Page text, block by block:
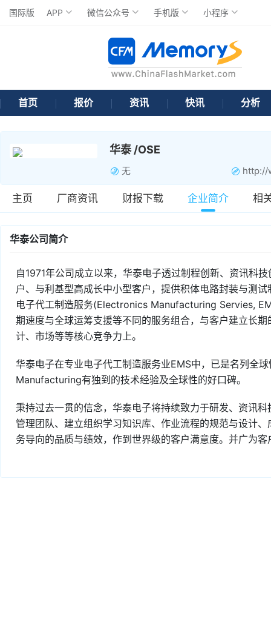
国际版 APP 微信公众号 手机版 小程序
首页 报价 资讯 快讯 分析
华泰 /OSE
无 http://
主页 厂商资讯 财报下载 企业简介 相
华泰公司简介
自1971年公司成立以来，华泰电子透过制程创新、资讯科
户、与利基型高成长中小型客户，提供积体电路封装与
电子代工制造服务(Electronics Manufacturing Servies,
期速度与全球运筹支援等不同的服务组合，与客户建立长
计、市场等等核心竞争力上。
华泰电子在专业电子代工制造服务业EMS中，已是名列全
Manufacturing有独到的技术经验及全球性的好口碑。
秉持过去一贯的信念，华泰电子将持续致力于研发、资讯
管理团队、建立组织学习知识库、作业流程的规范与设计
务导向的品质与绩效，作到世界级的客户满意度。并广为